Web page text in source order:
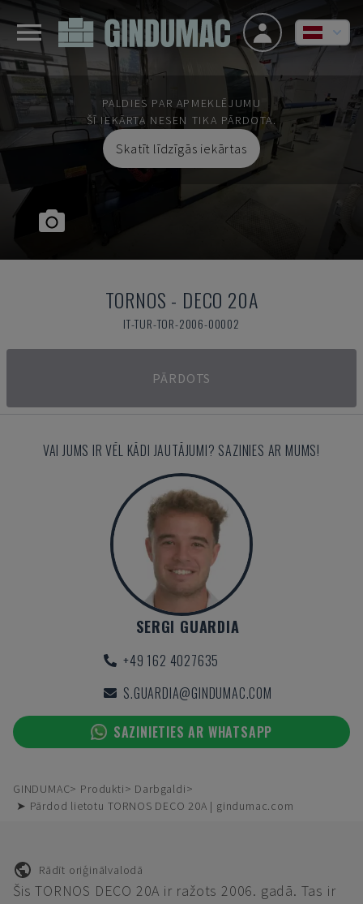
PALDIES PAR APMEKLĒJUMU
ŠĪ IEKĀRTA NESEN TIKA PĀRDOTA.
Skatīt līdzīgās iekārtas
TORNOS - DECO 20A
IT-TUR-TOR-2006-00002
PĀRDOTS
VAI JUMS IR VĒL KĀDI JAUTĀJUMI? SAZINIES AR MUMS!
SERGI GUARDIA
+49 162 4027635
S.GUARDIA@GINDUMAC.COM
SAZINIETIES AR WHATSAPP
GINDUMAC Produkti
Darbgaldi
➤ Pārdod lietotu TORNOS DECO 20A | gindumac.com
Rādīt oriģinālvalodā
Šis TORNOS DECO 20A ir ražots 2006. gadā. Tas ir